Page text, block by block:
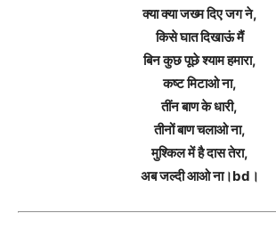
क्या क्या जख्म दिए जग ने,
किसे घात दिखाऊं मैं
बिन कुछ पूछे श्याम हमारा,
कष्ट मिटाओ ना,
तींन बाण के धारी,
तीनों बाण चलाओ ना,
मुश्किल में है दास तेरा,
अब जल्दी आओ ना।bd।